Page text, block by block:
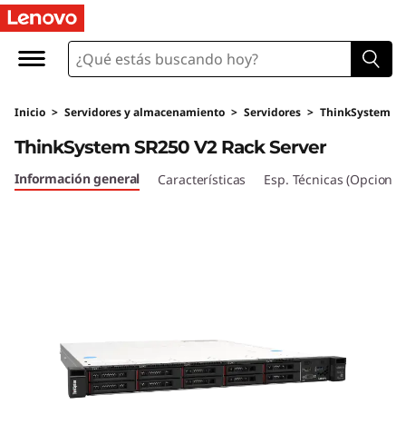
T
h
n
k
Inicio > Servidores y almacenamiento > Servidores > ThinkSystem
ThinkSystem SR250 V2 Rack Server
Información general Características Esp. Técnicas